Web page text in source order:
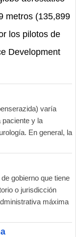
metros (135,899
los pilotos de
Development
varía
paciente y la
En general, la
gobierno que tiene
o jurisdicción
máxima